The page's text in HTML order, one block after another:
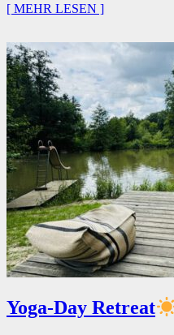
[ MEHR LESEN ]
Yoga-Day Retreat